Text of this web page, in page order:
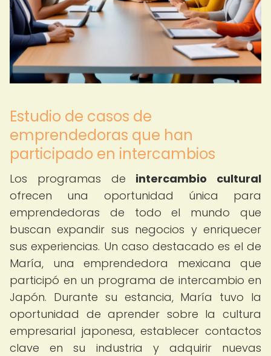
Estudio de casos de
emprendedoras que han
participado en intercambios
Los programas de intercambio cultural
ofrecen una oportunidad única para
emprendedoras de todo el mundo que
buscan expandir sus negocios y enriquecer
sus experiencias. Un caso destacado es el de
María, una emprendedora mexicana que
participó en un programa de intercambio en
Japón. Durante su estancia, María tuvo la
oportunidad de aprender sobre la cultura
empresarial japonesa, establecer contactos
clave en su industria y adquirir nuevas